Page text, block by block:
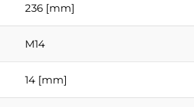
236 [mm]
M14
14 [mm]